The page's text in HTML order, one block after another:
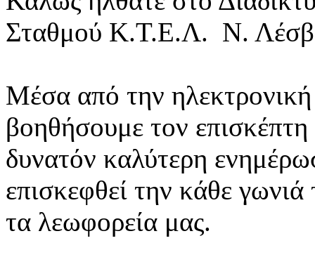
Σταθμού Κ.Τ.Ε.Λ. Ν.
Μέσα από την ηλεκτρονική
βοηθήσουμε τον
δυνατόν καλύτερη
επισκεφθεί την κάθε
τα λεωφορεία μας.